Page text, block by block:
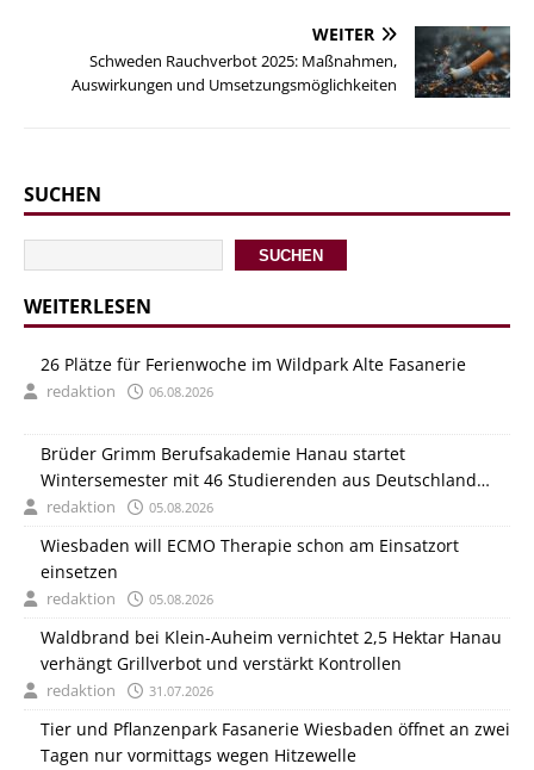
WEITER
Schweden Rauchverbot 2025: Maßnahmen,
Auswirkungen und Umsetzungsmöglichkeiten
SUCHEN
SUCHEN
WEITERLESEN
26 Plätze für Ferienwoche im Wildpark Alte Fasanerie
redaktion 06.08.2026
Brüder Grimm Berufsakademie Hanau startet
Wintersemester mit 46 Studierenden aus Deutschland
und Italien
redaktion 05.08.2026
Wiesbaden will ECMO Therapie schon am Einsatzort
einsetzen
redaktion 05.08.2026
Waldbrand bei Klein-Auheim vernichtet 2,5 Hektar Hanau
verhängt Grillverbot und verstärkt Kontrollen
redaktion 31.07.2026
Tier und Pflanzenpark Fasanerie Wiesbaden öffnet an zwei
Tagen nur vormittags wegen Hitzewelle